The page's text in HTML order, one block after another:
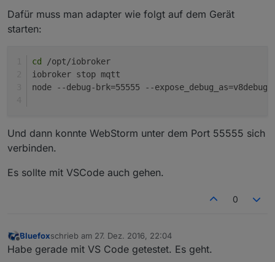
Dafür muss man adapter wie folgt auf dem Gerät
starten:
cd
/opt/iobroker
iobroker stop mqtt
node --debug-brk=55555 --
Und dann konnte WebStorm unter dem Port 55555 sich
verbinden.
Es sollte mit VSCode auch gehen.
0
Offline
Bluefoxschrieb am 27. Dez. 2016, 22:04
zuletzt editiert von
Habe gerade mit VS Code getestet. Es geht.